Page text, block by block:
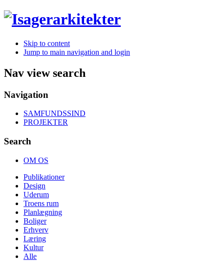
Skip to content
Jump to main navigation and login
Nav view search
Navigation
SAMFUNDSSIND
PROJEKTER
Search
OM OS
Publikationer
Design
Uderum
Troens rum
Planlægning
Boliger
Erhverv
Læring
Kultur
Alle